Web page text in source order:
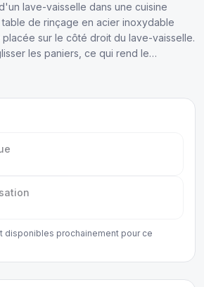
lave-vaisselle dans une cuisine
de rinçage en acier inoxydable
sur le côté droit du lave-vaisselle.
les paniers, ce qui rend le
la vaisselle encore plus efficace.
disponibles prochainement pour ce